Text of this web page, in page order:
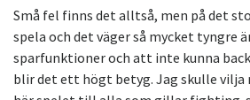
Små fel finns det alltså, men på det
spela och det väger så mycket tyngre
sparfunktioner och att inte kunna
blir det ett högt betyg. Jag skulle vilja